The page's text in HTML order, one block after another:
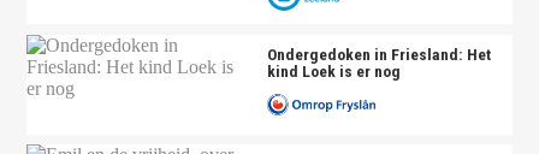
Ondergedoken in Friesland: Het
kind Loek is er nog